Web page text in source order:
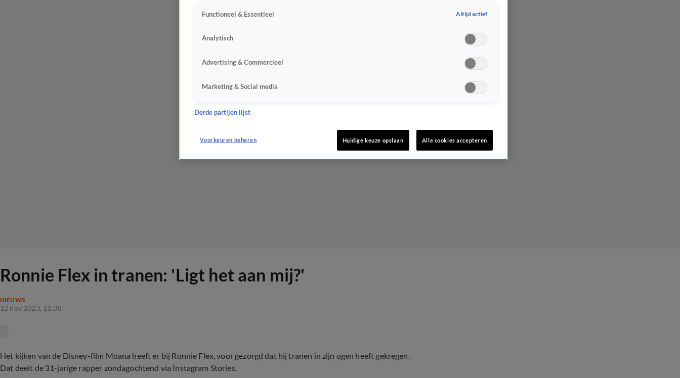
Ronnie Flex in tranen: 'Ligt het aan mij?'
NIEUWS
12 nov 2023, 11:38
Het kijken van de Disney-film Moana heeft er bij Ronnie Flex, voor gezorgd dat hij tranen in zijn ogen heeft gekregen.
Dat deelt de 31-jarige rapper zondagochtend via Instagram Stories.
Functioneel & Essentieel Altijd actief
Analytisch
Advertising & Commercieel
Marketing & Social media
Derde partijen lijst
Voorkeuren beheren Huidige keuze opslaan Alle cookies accepteren